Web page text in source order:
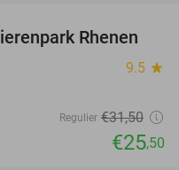
19%
Rhenen
9.5 star
Regulier €31,50
€25,50